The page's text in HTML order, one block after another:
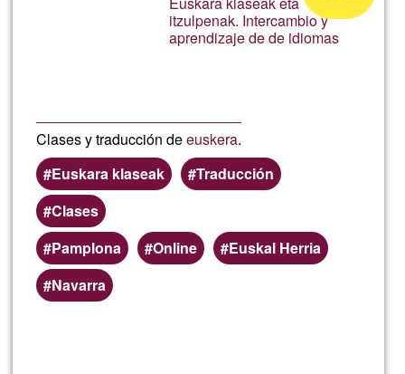
itzulpenak. Intercambio y
aprendizaje de de idiomas
Clases y traducción deeuskera.
Euskara klaseak
Traducción
Clases
Pamplona
Online
Euskal Herria
Navarra
aceptación
de